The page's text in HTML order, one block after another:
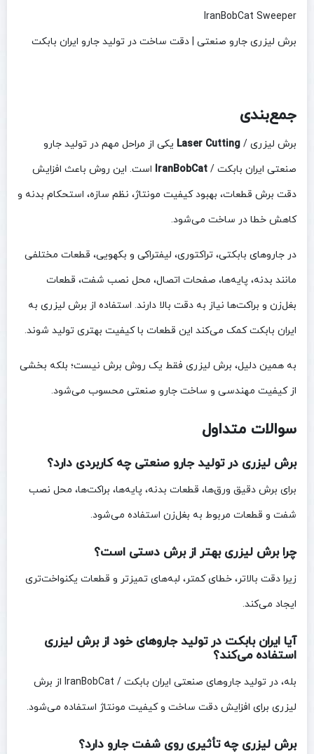
IranBobCat Sweeper
برش لیزری جارو صنعتی | دقت ساخت در تولید جارو ایران بابکت
جمع‌بندی
برش لیزری / Laser Cutting یکی از مراحل مهم در تولید جارو
صنعتی ایران بابکت / IranBobCat است. این روش باعث افزایش
دقت برش قطعات، بهبود کیفیت مونتاژ، نظم سازه، استحکام بدنه و
کاهش خطا در ساخت می‌شود.
در جاروهای بابکتی، تراکتوری، لیفتراکی و بکهویی، قطعات مختلفی
مانند بدنه، پایه‌ها، صفحات اتصال، محل نصب شفت، قطعات
بغل‌زن و براکت‌ها نیاز به دقت بالا دارند. استفاده از برش لیزری به
ایران بابکت کمک می‌کند این قطعات با کیفیت بهتری تولید شوند.
به همین دلیل، برش لیزری فقط یک روش برش نیست؛ بلکه بخشی
از کیفیت مهندسی و ساخت جارو صنعتی محسوب می‌شود.
سوالات متداول
برش لیزری در تولید جارو صنعتی چه کاربردی دارد؟
برای برش دقیق ورق‌ها، قطعات بدنه، پایه‌ها، براکت‌ها، محل نصب
شفت و قطعات مربوط به بغل‌زن استفاده می‌شود.
چرا برش لیزری بهتر از برش دستی است؟
زیرا دقت بالاتر، خطای کمتر، لبه‌های تمیزتر و قطعات یکنواخت‌تری
ایجاد می‌کند.
آیا ایران بابکت در تولید جاروهای خود از برش لیزری
استفاده می‌کند؟
بله، در تولید جاروهای صنعتی ایران بابکت / IranBobCat از برش
لیزری برای افزایش دقت ساخت و کیفیت مونتاژ استفاده می‌شود.
برش لیزری چه تأثیری روی شفت جارو دارد؟